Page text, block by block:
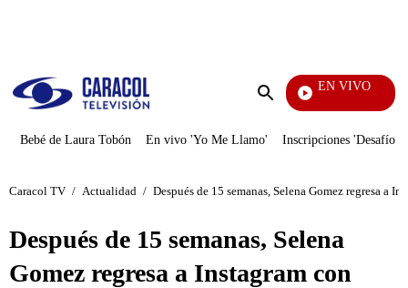
Enviar
EN VIVO
EFÉ
Bebé de Laura Tobón En vivo 'Yo Me Llamo' Inscripciones 'Desafío'
Caracol TV / Actualidad / Después de 15 semanas, Selena Gomez regresa a
Después de 15 semanas, Selena
Gomez regresa a Instagram con